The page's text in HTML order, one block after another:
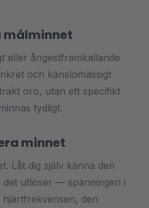
målminnet
eller ångestframkallande
och känslomässigt
oro, utan ett specifikt
tydligt.
minnet
Låt dig själv känna den
det utlöser — spänningen i
den